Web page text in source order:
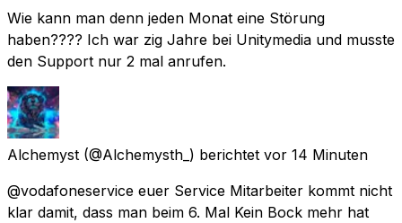
Wie kann man denn jeden Monat eine Störung
haben???? Ich war zig Jahre bei Unitymedia und musste
den Support nur 2 mal anrufen.
Alchemyst (@Alchemysth_) berichtet vor 14 Minuten
@vodafoneservice euer Service Mitarbeiter kommt nicht
klar damit, dass man beim 6. Mal Kein Bock mehr hat